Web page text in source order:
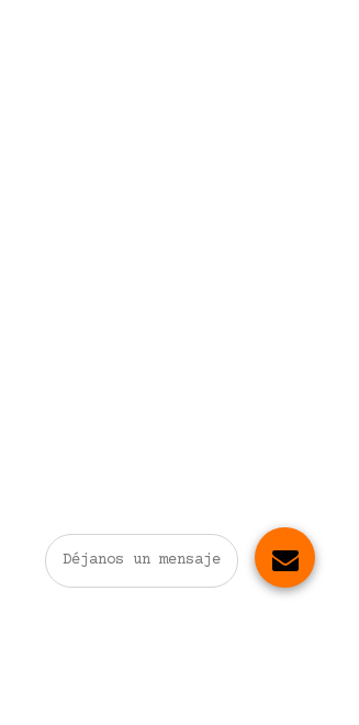
Déjanos un mensaje